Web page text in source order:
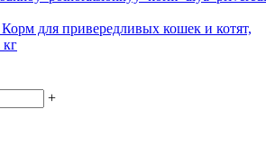
для привередливых кошек и котят,
+